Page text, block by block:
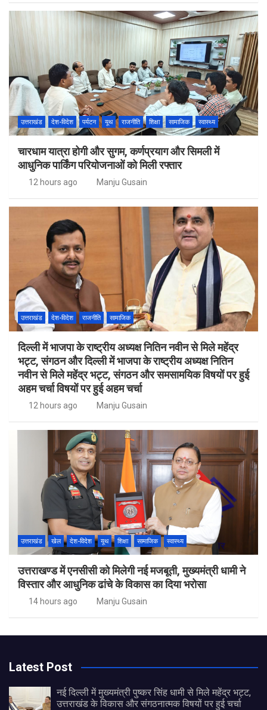
उत्तराखंड देश-विदेश पर्यटन यूथ राजनीति शिक्षा सामाजिक स्वास्थ्य
चारधाम यात्रा होगी और सुगम, कर्णप्रयाग और सिमली में
आधुनिक पार्किंग परियोजनाओं को मिली रफ्तार
12 hours ago Manju Gusain
उत्तराखंड देश-विदेश राजनीति सामाजिक
दिल्ली में भाजपा के राष्ट्रीय अध्यक्ष नितिन नवीन से मिले महेंद्र
भट्ट, संगठन और दिल्ली में भाजपा के राष्ट्रीय अध्यक्ष नितिन
नवीन से मिले महेंद्र भट्ट, संगठन और समसामयिक विषयों पर हुई
अहम चर्चा विषयों पर हुई अहम चर्चा
12 hours ago Manju Gusain
उत्तराखंड खेल देश-विदेश यूथ शिक्षा सामाजिक स्वास्थ्य
उत्तराखण्ड में एनसीसी को मिलेगी नई मजबूती, मुख्यमंत्री धामी ने
विस्तार और आधुनिक ढांचे के विकास का दिया भरोसा
14 hours ago Manju Gusain
Latest Post
नई दिल्ली में मुख्यमंत्री पुष्कर सिंह धामी से मिले महेंद्र भट्ट,
उत्तराखंड के विकास और संगठनात्मक विषयों पर हुई चर्चा